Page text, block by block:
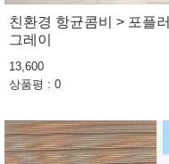
친환경 항균콤비 > 포플러
그레이
13,600
상품평 : 0